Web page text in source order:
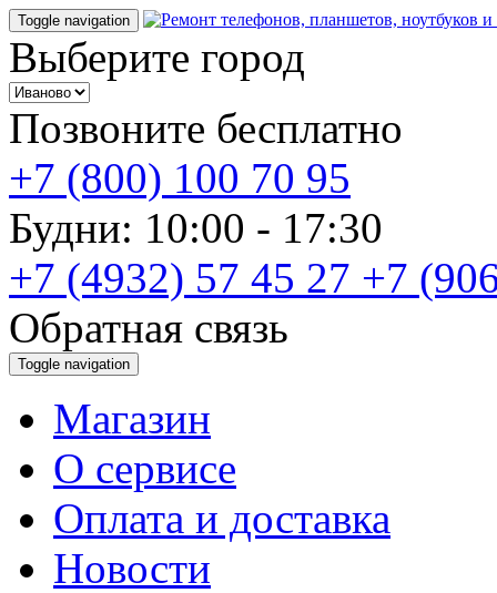
Toggle navigation
Выберите город
Позвоните бесплатно
+7 (800) 100 70 95
Будни: 10:00 - 17:30
+7 (4932) 57 45 27 +7
Обратная связь
Toggle navigation
Магазин
О cервисе
Оплата и доставка
Новости